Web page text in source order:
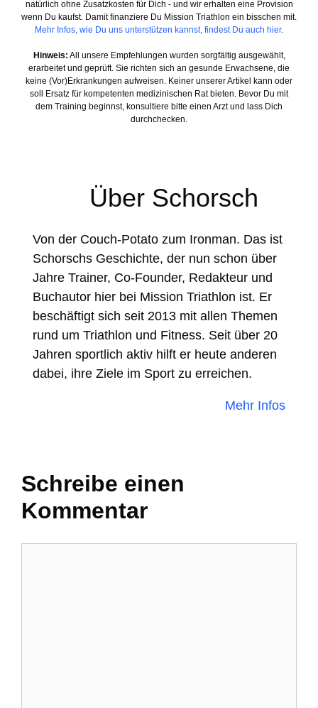
natürlich ohne Zusatzkosten für Dich - und wir erhalten eine Provision
wenn Du kaufst. Damit finanziere Du Mission Triathlon ein bisschen mit.
Mehr Infos, wie Du uns unterstützen kannst, findest Du auch hier.
Hinweis: All unsere Empfehlungen wurden sorgfältig ausgewählt,
erarbeitet und geprüft. Sie richten sich an gesunde Erwachsene, die
keine (Vor)Erkrankungen aufweisen. Keiner unserer Artikel kann oder
soll Ersatz für kompetenten medizinischen Rat bieten. Bevor Du mit
dem Training beginnst, konsultiere bitte einen Arzt und lass Dich
durchchecken.
Über Schorsch
Von der Couch-Potato zum Ironman. Das ist
Schorschs Geschichte, der nun schon über
Jahre Trainer, Co-Founder, Redakteur und
Buchautor hier bei Mission Triathlon ist. Er
beschäftigt sich seit 2013 mit allen Themen
rund um Triathlon und Fitness. Seit über 20
Jahren sportlich aktiv hilft er heute anderen
dabei, ihre Ziele im Sport zu erreichen.
Mehr Infos
Schreibe einen
Kommentar